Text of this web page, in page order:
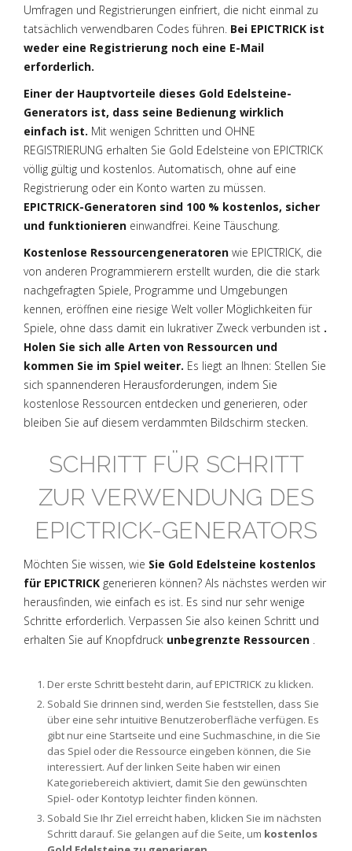
Umfragen und Registrierungen einfriert, die nicht einmal zu
tatsächlich verwendbaren Codes führen. Bei EPICTRICK ist
weder eine Registrierung noch eine E-Mail
erforderlich.
Einer der Hauptvorteile dieses Gold Edelsteine-
Generators ist, dass seine Bedienung wirklich
einfach ist. Mit wenigen Schritten und OHNE
REGISTRIERUNG erhalten Sie Gold Edelsteine von EPICTRICK
völlig gültig und kostenlos. Automatisch, ohne auf eine
Registrierung oder ein Konto warten zu müssen.
EPICTRICK-Generatoren sind 100 % kostenlos, sicher
und funktionieren einwandfrei. Keine Täuschung.
Kostenlose Ressourcengeneratoren wie EPICTRICK, die
von anderen Programmierern erstellt wurden, die die stark
nachgefragten Spiele, Programme und Umgebungen
kennen, eröffnen eine riesige Welt voller Möglichkeiten für
Spiele, ohne dass damit ein lukrativer Zweck verbunden ist .
Holen Sie sich alle Arten von Ressourcen und
kommen Sie im Spiel weiter. Es liegt an Ihnen: Stellen Sie
sich spannenderen Herausforderungen, indem Sie
kostenlose Ressourcen entdecken und generieren, oder
bleiben Sie auf diesem verdammten Bildschirm stecken.
SCHRITT FÜR SCHRITT
ZUR VERWENDUNG DES
EPICTRICK-GENERATORS
Möchten Sie wissen, wie Sie Gold Edelsteine kostenlos
für EPICTRICK generieren können? Als nächstes werden wir
herausfinden, wie einfach es ist. Es sind nur sehr wenige
Schritte erforderlich. Verpassen Sie also keinen Schritt und
erhalten Sie auf Knopfdruck unbegrenzte Ressourcen .
Der erste Schritt besteht darin, auf EPICTRICK zu klicken.
Sobald Sie drinnen sind, werden Sie feststellen, dass Sie
über eine sehr intuitive Benutzeroberfläche verfügen. Es
gibt nur eine Startseite und eine Suchmaschine, in die Sie
das Spiel oder die Ressource eingeben können, die Sie
interessiert. Auf der linken Seite haben wir einen
Kategoriebereich aktiviert, damit Sie den gewünschten
Spiel- oder Kontotyp leichter finden können.
Sobald Sie Ihr Ziel erreicht haben, klicken Sie im nächsten
Schritt darauf. Sie gelangen auf die Seite, um kostenlos